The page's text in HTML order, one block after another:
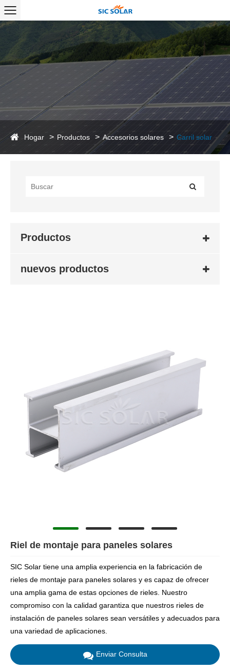
Hogar Productos Accesorios solares Carril solar
Productos
nuevos productos
Riel de montaje para paneles solares
SIC Solar tiene una amplia experiencia en la fabricación de
rieles de montaje para paneles solares y es capaz de ofrecer
una amplia gama de estas opciones de rieles. Nuestro
compromiso con la calidad garantiza que nuestros rieles de
instalación de paneles solares sean versátiles y adecuados para
una variedad de aplicaciones.
Enviar Consulta